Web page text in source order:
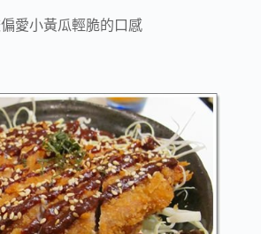
愛小黃瓜輕脆的口感